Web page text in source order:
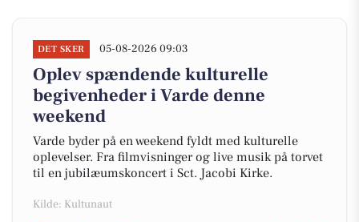
DET SKER 05-08-2026 09:03
Oplev spændende kulturelle
begivenheder i Varde denne
weekend
Varde byder på en weekend fyldt med kulturelle
oplevelser. Fra filmvisninger og live musik på torvet
til en jubilæumskoncert i Sct. Jacobi Kirke.
Kilde: Kultunaut